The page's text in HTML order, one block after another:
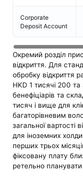
Corporate
Deposit Account
Окремий розділ
відкриття. Для
обробку відкриття
HKD 1 тисячі 200
бенефіціарів та
тисяч і вище для
багаторівневим
загальної вартості
для іноземних
перших трьох
фіксовану плату
ретельно